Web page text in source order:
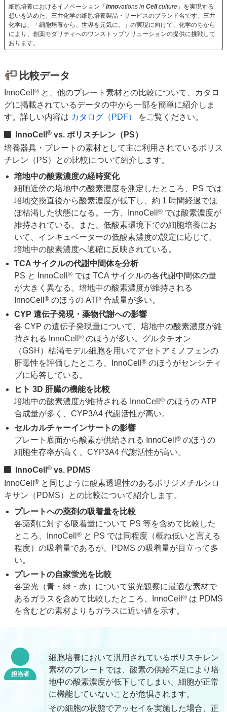
細胞培養におけるイノベーション「 Innovations in Cellculture 」を実現する
想いを込めた、三井化学の細胞培養製品・サービスのブランド名です。三井
化学は、「細胞培養から、世界を元気に。」の実現に向けて、化学のちから
により、創薬モダリティへのワンストップソリューションの提供に挑戦して
おります。
比較データ
InnoCell ® と、他のプレート素材との比較について、カタロ
グに掲載されているデータの中から一部を簡単に紹介しま
す。詳しい内容は カタログ（PDF） をご覧ください。
InnoCell ® vs. ポリスチレン（PS）
培養器具・プレートの素材として主に利用されているポリス
チレン（PS）との比較について紹介します。
培地中の酸素濃度の経時変化
細胞近傍の培地中の酸素濃度を測定したところ、PS では
培地交換直後から酸素濃度が低下し、約 1 時間経過でほ
ぼ枯渇した状態になる。一方、InnoCell ® では酸素濃度が
維持されている。また、低酸素環境下での細胞培養にお
いて、インキュベーターの低酸素濃度の設定に応じて、
培地中の酸素濃度へ適確に反映されている。
TCA サイクルの代謝中間体を分析
PS と InnoCell ® では TCA サイクルの各代謝中間体の量
が大きく異なる。培地中の酸素濃度が維持される
InnoCell ® のほうの ATP 合成量が多い。
CYP 遺伝子発現・薬物代謝への影響
各 CYP の遺伝子発現量について、培地中の酸素濃度が維
持される InnoCell ® のほうが多い。グルタチオン
（GSH）枯渇モデル細胞を用いてアセトアミノフェンの
肝毒性を評価したところ、InnoCell ® のほうがセンシティ
ブに応答している。
ヒト 3D 肝臓の機能を比較
培地中の酸素濃度が維持される InnoCell ® のほうの ATP
合成量が多く、CYP3A4 代謝活性が高い。
セルカルチャーインサートの影響
プレート底面から酸素が供給される InnoCell ® のほうの
細胞生存率が高く、CYP3A4 代謝活性が高い。
InnoCell ® vs. PDMS
InnoCell ® と同じように酸素透過性のあるポリジメチルシロ
キサン（PDMS）との比較について紹介します。
プレートへの薬剤の吸着量を比較
各薬剤に対する吸着量について PS 等を含めて比較した
ところ、InnoCell ® と PS では同程度（概ね低いと言える
程度）の吸着量であるが、PDMS の吸着量が目立って多
い。
プレートの自家蛍光を比較
各蛍光（青・緑・赤）について蛍光観察に最適な素材で
あるガラスを含めて比較したところ、InnoCell ® は PDMS
を含むどの素材よりもガラスに近い値を示す。
担当者
細胞培養において汎用されているポリスチレン
素材のプレートでは、酸素の供給不足により培
地中の酸素濃度が低下してしまい、細胞が正常
に機能していないことが危惧されます。
その細胞の状態でアッセイを実施した場合、正